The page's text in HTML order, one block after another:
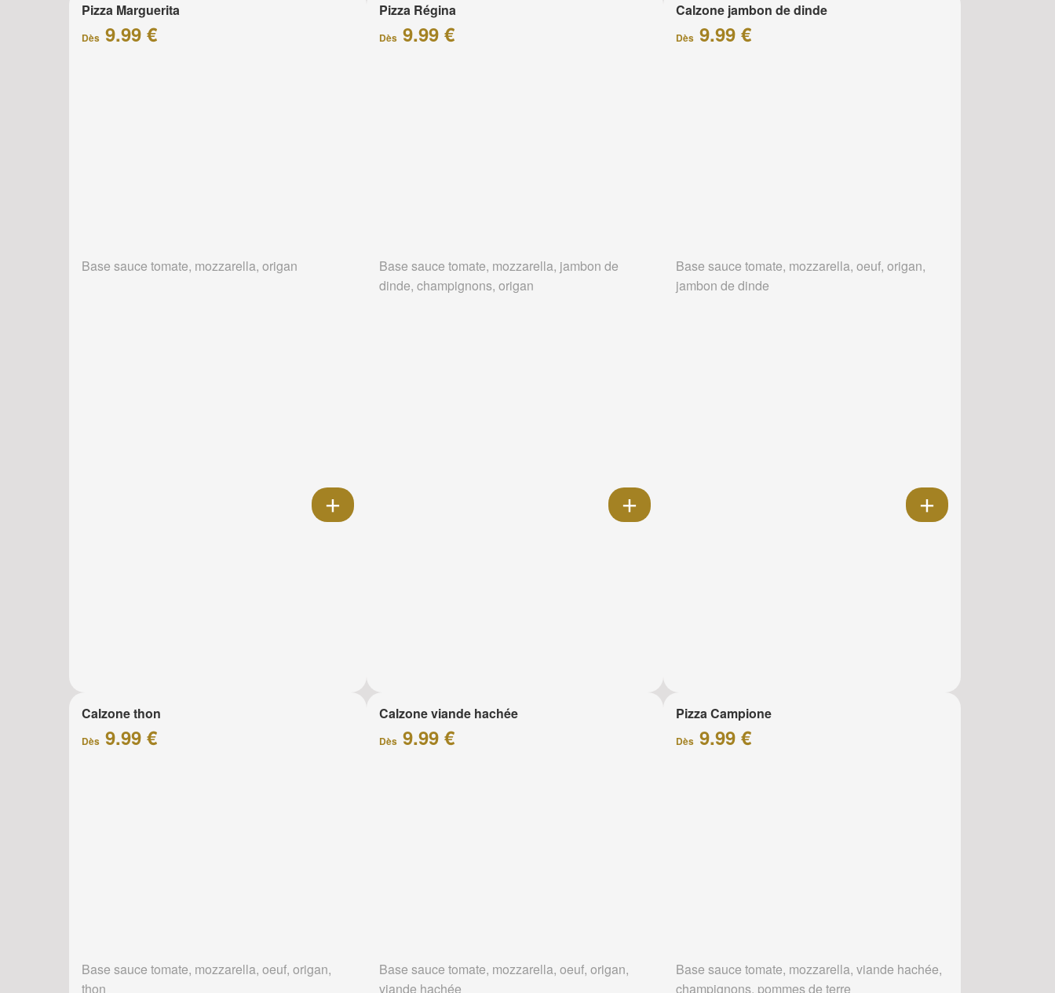
Pizza Marguerita
Dès 9.99 €
Base sauce tomate, mozzarella, origan
Pizza Régina
Dès9.99 €
Base sauce tomate, mozzarella, jambon de
dinde, champignons, origan
Calzone jambon de dinde
Dès 9.99 €
Base sauce tomate, mozzarella, oeuf, origan,
jambon de dinde
Calzone thon
Dès 9.99 €
Base sauce tomate, mozzarella, oeuf, origan,
thon
Calzone viande hachée
Dès9.99 €
Base sauce tomate, mozzarella, oeuf, origan,
viande hachée
Pizza Campione
Dès 9.99 €
Base sauce tomate, mozzarella, viande hachée,
champignons, pommes de terre